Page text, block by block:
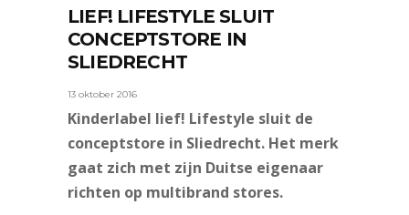
LIEF! LIFESTYLE SLUIT
CONCEPTSTORE IN
SLIEDRECHT
13 oktober 2016
Kinderlabel lief! Lifestyle sluit de
conceptstore in Sliedrecht. Het merk
gaat zich met zijn Duitse eigenaar
richten op multibrand stores.